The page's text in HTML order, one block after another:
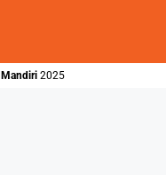
Mandiri 2025